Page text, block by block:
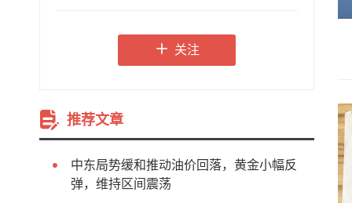
关注
推荐文章
中东局势缓和推动油价回落，黄金小幅反
弹，维持区间震荡